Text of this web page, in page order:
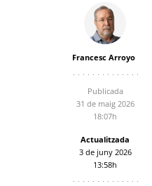
Francesc Arroyo
Publicada
31 de maig 2026
18:07h
Actualitzada
3 de juny 2026
13:58h